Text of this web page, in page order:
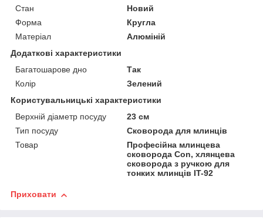
Стан
Новий
Форма
Кругла
Матеріал
Алюміній
Додаткові характеристики
Багатошарове дно
Так
Колір
Зелений
Користувальницькі характеристики
Верхній діаметр посуду
23 см
Тип посуду
Сковорода для млинців
Товар
Професійна млинцева
сковорода Con, хлянцева
сковорода з ручкою для
тонких млинців IT-92
Приховати